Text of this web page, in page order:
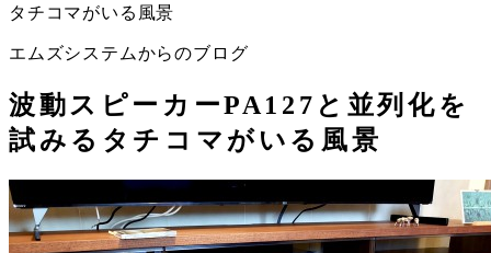
タチコマがいる風景
エムズシステムからのブログ
波動スピーカーPA127と並列化を
試みるタチコマがいる風景